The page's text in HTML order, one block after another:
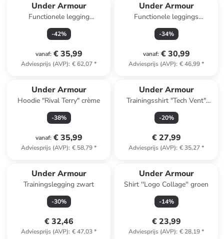
Under Armour
Functionele legging
"ColdGear" paars
-42%
vanaf: € 35,99
Adviesprijs (AVP): € 62,07*
Under Armour
Functionele leggings
bordeaux
-34%
vanaf: € 30,99
Adviesprijs (AVP): € 46,99*
Under Armour
Hoodie "Rival Terry" crème
-38%
vanaf: € 35,99
Adviesprijs (AVP): € 58,79*
Under Armour
Trainingsshirt "Tech Vent"
blauw
-20%
€ 27,99
Adviesprijs (AVP): € 35,27*
Under Armour
Trainingslegging zwart
-30%
€ 32,46
Adviesprijs (AVP): € 47,03*
Under Armour
Shirt ''Logo Collage'' groen
-14%
€ 23,99
Adviesprijs (AVP): € 28,19*